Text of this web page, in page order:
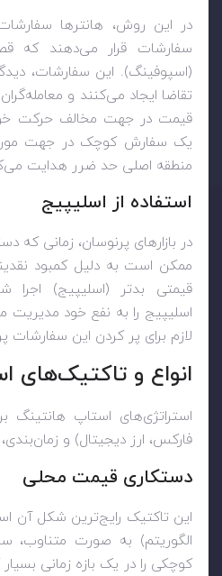
در این روش، هانترها
سفارشات قرار می‌دهند که
(اسپوفینگ). این سفارشات،
تقاضا ایجاد می‌کنند و
قیمت در جهت مخالف حرکت
یک سفارش کوچک در جهت
منطقه اصلی حد ضرر هدایت
استفاده از اسلیپیج
در بازارهای پرنوسان، زمانی
ممکن است به دلیل کمبود
قیمتی بدتر (اسلیپیج) اجرا
اسلیپیج را به نفع خود مدیریت
لازم برای پر کردن این سفارشات
انواع و تاکتیک‌های
استراتژی‌های استاپ هانتینگ
فارکس، ارز دیجیتال) و
دستکاری قیمت محلی
این تاکتیک رایج‌ترین شکل آن
الگوریتم) به صورت
کوچکی را در یک بازه زمانی